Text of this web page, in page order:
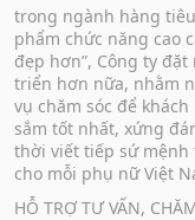
trong ngành hàng
phẩm chức năng cao
đẹp hơn”, Công ty
triển hơn nữa, nhằm
vụ chăm sóc để
sắm tốt nhất, xứng
thời viết tiếp sứ mệnh
cho mỗi phụ nữ Việt
HỖ TRỢ TƯ VẤN,